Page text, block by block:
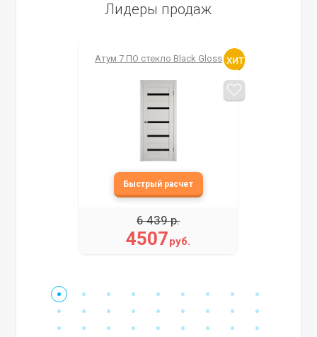
Лидеры продаж
Атум 7 ПО стекло Black Gloss
4507руб.
6 439 р.